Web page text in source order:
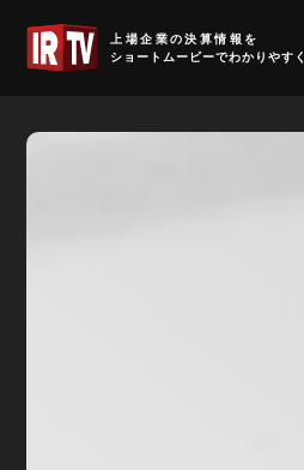
上場企業の決算情報を
ショートムービーでわかりやすく